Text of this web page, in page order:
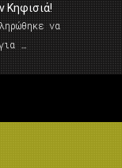
Κηφισιά!
να
…